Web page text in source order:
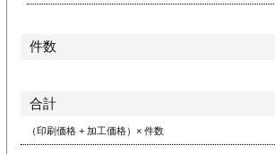
リーブ
件数
合計
（印刷価格 + 加工価格）× 件数